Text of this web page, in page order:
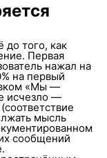
до того, как
Первая
нажал на
на первый
«Мы —
исчезло —
мысль
сообщений